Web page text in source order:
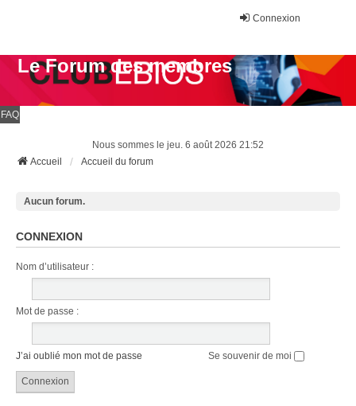
Connexion
Le Forum des membres
FAQ
Nous sommes le jeu. 6 août 2026 21:52
Accueil
Accueil du forum
Aucun forum.
CONNEXION
Nom d’utilisateur :
Mot de passe :
J’ai oublié mon mot de passe Se souvenir de moi